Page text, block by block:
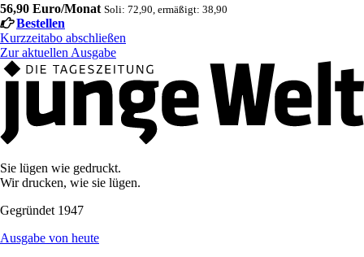
56,90 Euro/Monat Soli: 72,90, ermäßigt: 38,90
Bestellen
Kurzzeitabo abschließen
Zur aktuellen Ausgabe
Sie lügen wie gedruckt.
Wir drucken, wie sie lügen.
Gegründet 1947
Ausgabe von heute